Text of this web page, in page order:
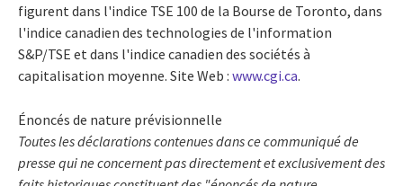
figurent dans l'indice TSE 100 de la Bourse de Toronto, dans
l'indice canadien des technologies de l'information
S&P/TSE et dans l'indice canadien des sociétés à
capitalisation moyenne. Site Web : www.cgi.ca.
Énoncés de nature prévisionnelle
Toutes les déclarations contenues dans ce communiqué de
presse qui ne concernent pas directement et exclusivement des